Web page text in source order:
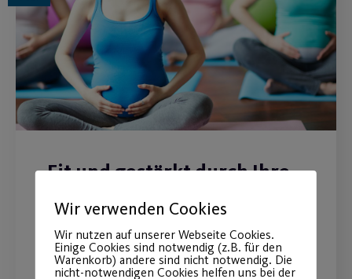
Fit und gestärkt durch Ihre
Schwangerschaft
Stärken Sie das Vertrauen in Ihrem
Körper.
Wir verwenden Cookies
Wir nutzen auf unserer Webseite Cookies.
Einige Cookies sind notwendig (z.B. für den
Warenkorb) andere sind nicht notwendig. Die
nicht-notwendigen Cookies helfen uns bei der